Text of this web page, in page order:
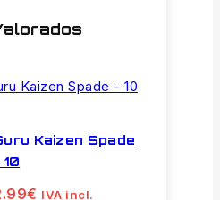
Kaizen Spade
10
€ IVA incl.